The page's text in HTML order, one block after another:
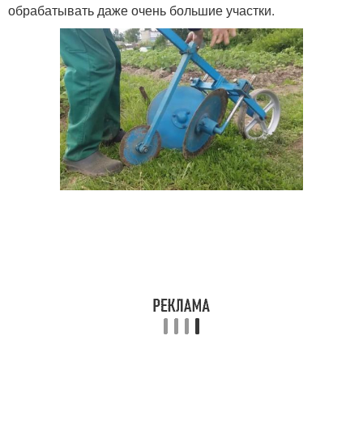
обрабатывать даже очень большие участки.